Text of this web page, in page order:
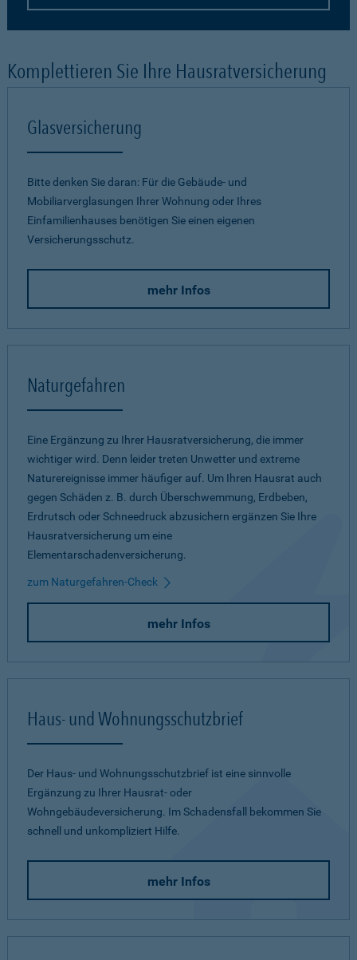
Komplettieren Sie Ihre Hausratversicherung
Glasversicherung
Bitte denken Sie daran: Für die Gebäude- und
Mobiliarverglasungen Ihrer Wohnung oder Ihres
Einfamilienhauses benötigen Sie einen eigenen
Versicherungsschutz.
mehr Infos
Naturgefahren
Eine Ergänzung zu Ihrer Hausratversicherung, die immer
wichtiger wird. Denn leider treten Unwetter und extreme
Naturereignisse immer häufiger auf. Um Ihren Hausrat auch
gegen Schäden z. B. durch Überschwemmung, Erdbeben,
Erdrutsch oder Schneedruck abzusichern ergänzen Sie Ihre
Hausratversicherung um eine
Elementarschadenversicherung.
zum Naturgefahren-Check
mehr Infos
Haus- und Wohnungsschutzbrief
Der Haus- und Wohnungsschutzbrief ist eine sinnvolle
Ergänzung zu Ihrer Hausrat- oder
Wohngebäudeversicherung. Im Schadensfall bekommen Sie
schnell und unkompliziert Hilfe.
mehr Infos